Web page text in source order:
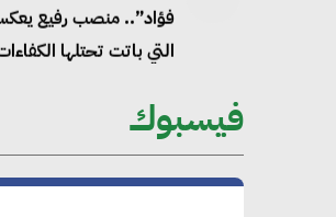
فؤاد”.. منصب رفيع يعكس
التي باتت تحتلها
محلب : المباني الخضراء
فيسبوك